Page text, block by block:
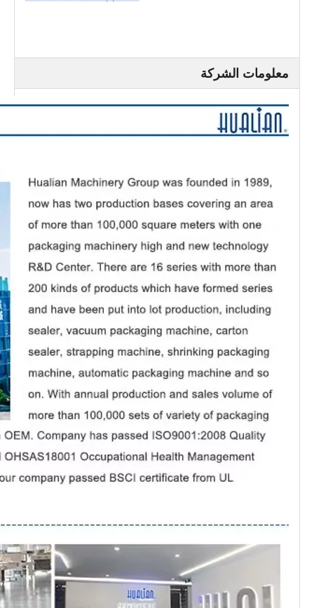
(مم)
معلومات الشركة